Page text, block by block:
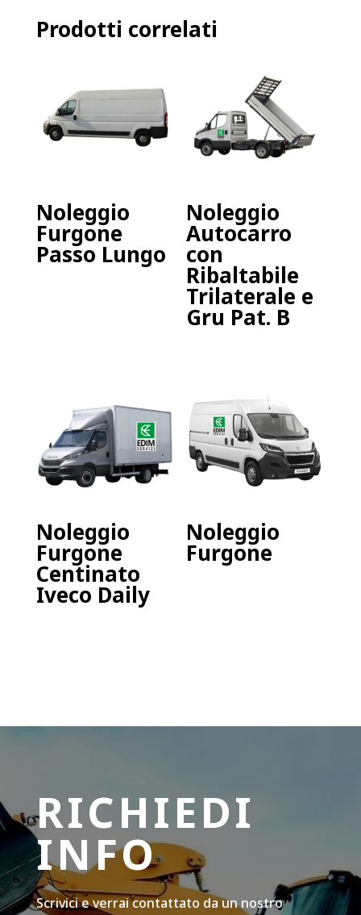
Prodotti correlati
Noleggio
Furgone
Passo Lungo
Noleggio
Autocarro
con
Ribaltabile
Trilaterale e
Gru Pat. B
Noleggio
Furgone
Centinato
Iveco Daily
Noleggio
Furgone
RICHIEDI
INFO
Scrivici e verrai contattato da un nostro